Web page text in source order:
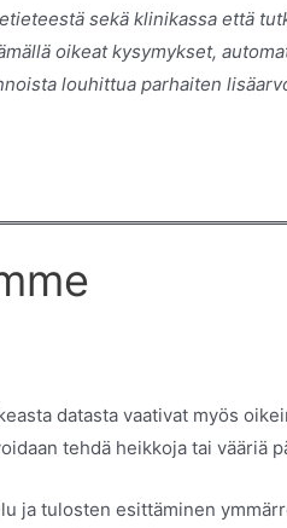
sekä klinikassa että
oikeat kysymykset,
louhittua parhaiten
datasta vaativat myös
tehdä heikkoja tai vääriä
ja tulosten esittäminen